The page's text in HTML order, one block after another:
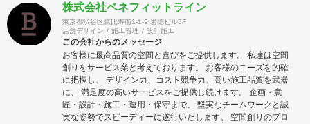
麻布にある高級輸入家具店と、現在10年目を迎える上野アメ
横にあるハンバーグのお店です。 こちらの店舗を自ら経営す
ることでいかにお客様が利益を出すのに日々大変なご努力を
されているのかを改めて学ぶ事で出来ました。これらの経験
も活かして、ご依頼されるお客様に対して、弊社のインテリ
アデザイン設計施工面から、少しでもお客様のお店がご繁栄
そしてご利益を獲得出来るようにしっかりとした対応を行っ
てゆきたいと考えております。 まずはお気軽にご相談いただ
ければと思います、よろしくお願いいたします。
株式会社ベネフィットライン
東京都渋谷区恵比寿南1-1-9 岩徳ビル5F
店舗デザイン
施工管理 設計施工
この会社からのメッセージ
お客様に最高品質の空間と喜びをご提供します。 私達は空間
創りをサービス業と考えております。 お客様のニーズを的確
に把握し、 デザイン力、コスト競争力、高い施工品質を武器
に、 満足度の高いサービスをご提供し続けます。 企画・意
匠・設計・施工・運用・保守まで、 堅実なチームワークと誠
実な姿勢でスピーディーに遂行いたします。 空間創りのプロ